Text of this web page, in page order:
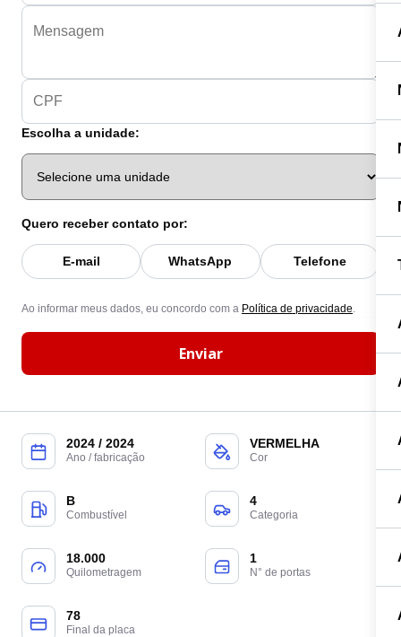
2024 / 2024
Ano / fabricação
VERMELHA
Cor
B
Combustível
4
Categoria
18.000
Quilometragem
1
N° de portas
78
Final da placa
Escolha a unidade:
Quero receber contato por:
E-mail WhatsApp Telefone
Ao informar meus dados, eu concordo com a Política de privacidade.
Enviar